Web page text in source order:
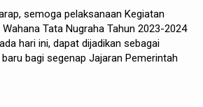
semoga pelaksanaan Kegiatan
Tata Nugraha Tahun 2023-2024
hari ini, dapat dijadikan sebagai
bagi segenap Jajaran Pemerintah